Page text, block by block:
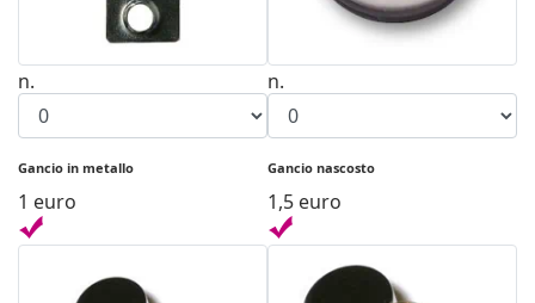
n.
Gancio in metallo
1 euro
n.
Gancio nascosto
1,5 euro